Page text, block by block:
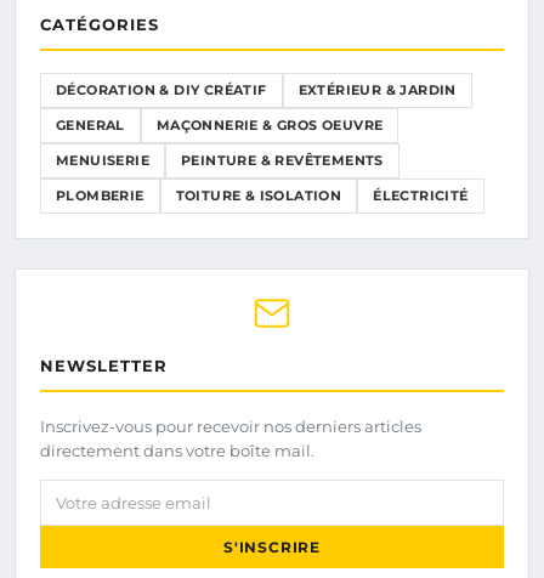
CATÉGORIES
DÉCORATION & DIY CRÉATIF EXTÉRIEUR & JARDIN
GENERAL MAÇONNERIE & GROS OEUVRE
MENUISERIE PEINTURE & REVÊTEMENTS
PLOMBERIE TOITURE & ISOLATION ÉLECTRICITÉ
NEWSLETTER
Inscrivez-vous pour recevoir nos derniers articles
directement dans votre boîte mail.
Votre adresse email
S'INSCRIRE